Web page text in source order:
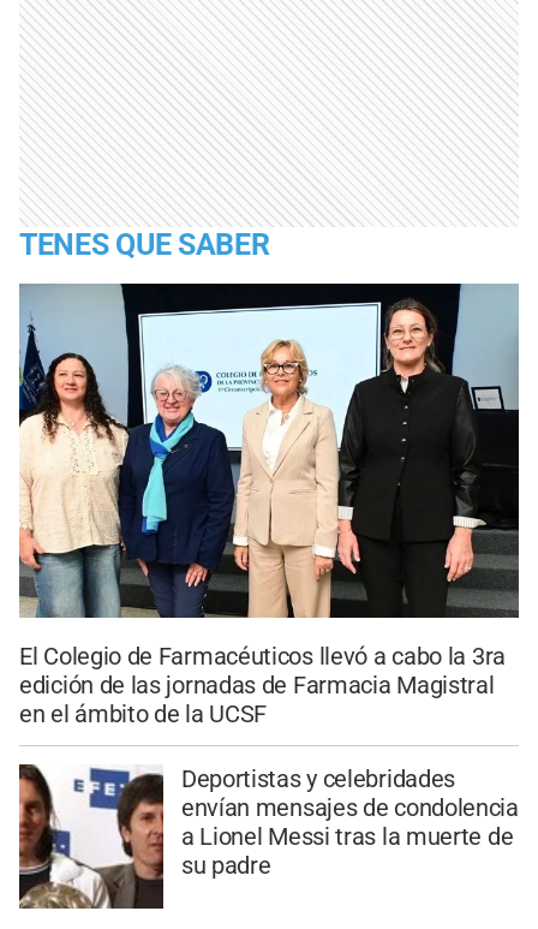
TENES QUE SABER
El Colegio de Farmacéuticos llevó a cabo la 3ra
edición de las jornadas de Farmacia Magistral
en el ámbito de la UCSF
Deportistas y celebridades
envían mensajes de condolencia
a Lionel Messi tras la muerte de
su padre